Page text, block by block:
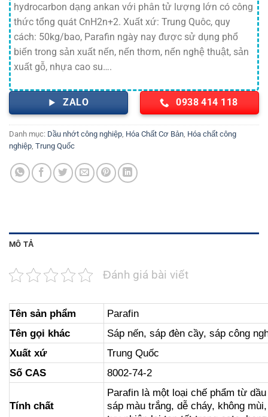
hydrocarbon dạng ankan với phân tử lượng lớn có công
thức tổng quát CnH2n+2. Xuất xứ: Trung Quôc, quy
cách: 50kg/bao, Parafin ngày nay được sử dụng phổ
biến trong sản xuất nến, nến thơm, nến nghệ thuật, sản
xuất gỗ, nhựa cao su….
ZALO 0938 414 118
Danh mục: Dầu nhớt công nghiệp, Hóa Chất Cơ Bản, Hóa chất công
nghiệp, Trung Quốc
MÔ TẢ
Đánh giá bài viết
Tên sản phẩm
Parafin
Tên gọi khác
Sáp nến, sáp đèn cầy, sáp công
Xuất xứ
Trung Quốc
Số CAS
8002-74-2
Tính chất
Parafin là một loại chế phẩm từ
sáp màu trắng, dễ cháy, không